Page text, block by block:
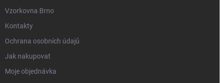
Vzorkovna Brno
Kontakty
Ochrana osobních údajů
Jak nakupovat
Moje objednávka